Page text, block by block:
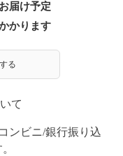
届け予定
かります
る
て
ンビニ/銀行振り込